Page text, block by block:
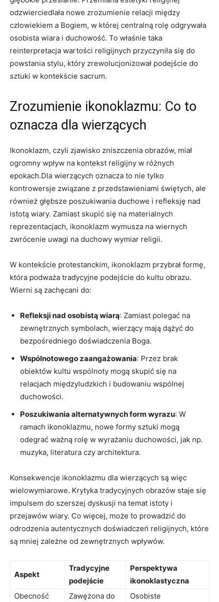
odzwierciedlała nowe zrozumienie relacji między
człowiekiem a Bogiem, w której centralną rolę odgrywała
osobista wiara i duchowość. To właśnie taka
reinterpretacja wartości religijnych przyczyniła się do
powstania stylu, który zrewolucjonizował podejście do
sztuki w kontekście sacrum.
Zrozumienie ikonoklazmu: Co to
oznacza dla wierzących
Ikonoklazm, czyli zjawisko zniszczenia obrazów, miał
ogromny wpływ na kontekst religijny w różnych
epokach.Dla wierzących oznacza to nie tylko
kontrowersje związane z przedstawieniami świętych, ale
również głębsze poszukiwania duchowe i refleksję nad
istotą wiary. Zamiast skupić się na materialnych
reprezentacjach, ikonoklazm wymusza na wiernych
zwrócenie uwagi na duchowy wymiar religii.
W kontekście protestanckim, ikonoklazm przybrał formę,
która podważa tradycyjne podejście do kultu obrazu.
Wierni są zachęcani do:
Refleksji nad osobistą wiarą: Zamiast polegać na
zewnętrznych symbolach, wierzący mają dążyć do
bezpośredniego doświadczenia Boga.
Wspólnotowego zaangażowania: Przez brak
obiektów kultu wspólnoty mogą skupić się na
relacjach międzyludzkich i budowaniu wspólnej
duchowości.
Poszukiwania alternatywnych form wyrazu: W
ramach ikonoklazmu, nowe formy sztuki mogą
odegrać ważną rolę w wyrażaniu duchowości, jak np.
muzyka, literatura czy architektura.
Konsekwencje ikonoklazmu dla wierzących są więc
wielowymiarowe. Krytyka tradycyjnych obrazów staje się
impulsem do szerszej dyskusji na temat istoty i
przejawów wiary. Co więcej, może to prowadzić do
odrodzenia autentycznych doświadczeń religijnych, które
są mniej zależne od zewnętrznych wpływów.
Aspekt
Tradycyjne
podejście
Perspektywa
ikonoklastyczna
Obecność
Zawężona do
Osobiste